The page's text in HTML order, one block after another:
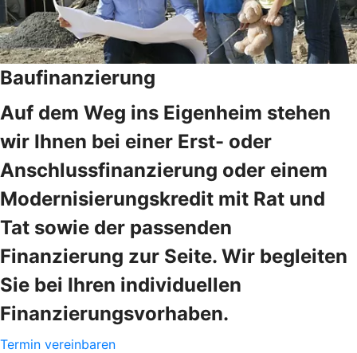
Baufinanzierung
Auf dem Weg ins Eigenheim stehen
wir Ihnen bei einer Erst- oder
Anschlussfinanzierung oder einem
Modernisierungskredit mit Rat und
Tat sowie der passenden
Finanzierung zur Seite. Wir begleiten
Sie bei Ihren individuellen
Finanzierungsvorhaben.
Termin vereinbaren